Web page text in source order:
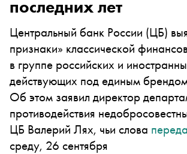
последних лет
Центральный банк России (ЦБ)
признаки» классической
в группе российских и
действующих под единым
Об этом заявил директор
противодействия
ЦБ Валерий Лях, чьи слова
среду, 26 сентября